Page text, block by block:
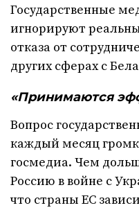
Государственные
игнорируют
отказа от
других сферах с
«Принимаются
Вопрос
каждый месяц
госмедиа. Чем
Россию в войне с
что страны ЕС